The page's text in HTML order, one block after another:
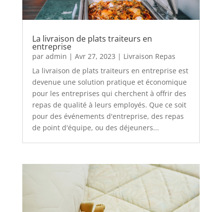
La livraison de plats traiteurs en
entreprise
par admin | Avr 27, 2023 | Livraison Repas
La livraison de plats traiteurs en entreprise est
devenue une solution pratique et économique
pour les entreprises qui cherchent à offrir des
repas de qualité à leurs employés. Que ce soit
pour des événements d'entreprise, des repas
de point d'équipe, ou des déjeuners...